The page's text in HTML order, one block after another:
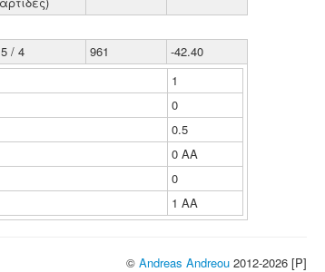
/ 4 961
-42.40
1
0
0.5
0 ΑΑ
0
1 ΑΑ
© Andreas Andreou 2012-2026 [P]